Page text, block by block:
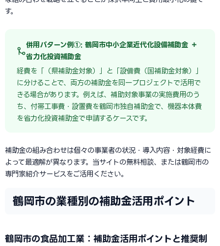
す。
併用パターン例①: 鶴岡市中小企業近代化設備補助金 ＋
省力化投資補助金
経費を「（県補助金対象）」と「設備費（国補助金対象）」
に分けることで、両方の補助金を同一プロジェクトで活用で
きる場合があります。例えば、補助対象事業の実施費用のう
ち、付帯工事費・設置費を鶴岡市独自補助金で、機器本体費
を省力化投資補助金で申請するケースです。
補助金の組み合わせは個々の事業者の状況・導入内容・対象経費に
よって最適解が異なります。当サイトの無料相談、または鶴岡市の
専門家紹介サービスをご活用ください。
鶴岡市の業種別の補助金活用ポイント
鶴岡市の食品加工業：補助金活用ポイントと推奨制